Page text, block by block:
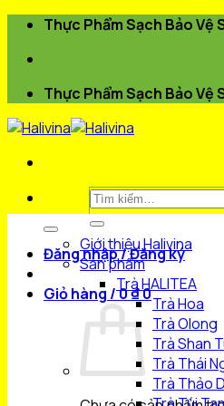
Thực Phẩm Sạch Bảo Vệ
Thực Phẩm Sạch Bảo Vệ
Tìm
kiếm:
Đăng nhập / Đăng ký
Giỏ hàng /0₫0
Giới thiệu Halivina
Sản phẩm
Trà HALITEA
Trà Hoa
Trà Olong
Trà Shan
Trà Thái
Trà Thảo